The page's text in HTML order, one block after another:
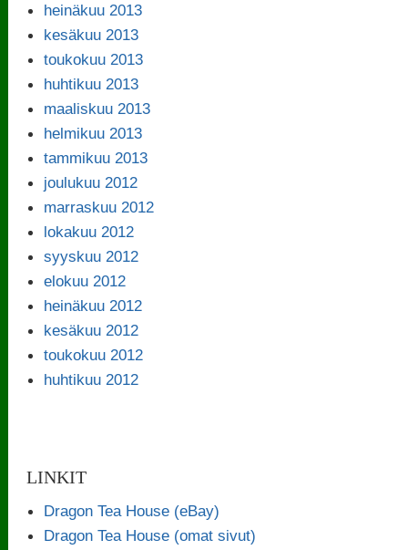
heinäkuu 2013
kesäkuu 2013
toukokuu 2013
huhtikuu 2013
maaliskuu 2013
helmikuu 2013
tammikuu 2013
joulukuu 2012
marraskuu 2012
lokakuu 2012
syyskuu 2012
elokuu 2012
heinäkuu 2012
kesäkuu 2012
toukokuu 2012
huhtikuu 2012
LINKIT
Dragon Tea House (eBay)
Dragon Tea House (omat sivut)